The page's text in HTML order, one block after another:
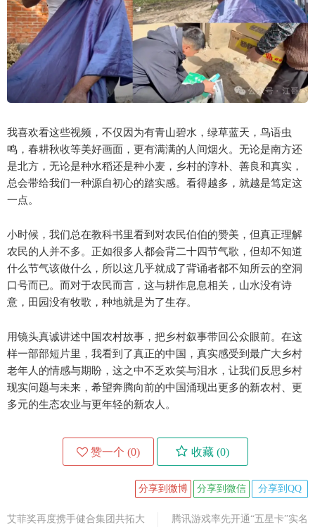
我喜欢看这些视频，不仅因为有青山碧水，绿草蓝天，鸟语虫
鸣，春耕秋收等美好画面，更有满满的人间烟火。无论是南方还
是北方，无论是种水稻还是种小麦，乡村的淳朴、善良和真实，
总会带给我们一种源自初心的踏实感。看得越多，就越是笃定这
一点。
小时候，我们总在教科书里看到对农民伯伯的赞美，但真正理解
农民的人并不多。正如很多人都会背二十四节气歌，但却不知道
什么节气该做什么，所以这几乎就成了背诵者都不知所云的空洞
口号而已。而对于农民而言，这与耕作息息相关，山水没有诗
意，田园没有牧歌，种地就是为了生存。
用镜头真诚讲述中国农村故事，把乡村叙事带回公众眼前。在这
样一部部短片里，我看到了真正的中国，真实感受到最广大乡村
老年人的情感与期盼，这之中不乏欢笑与泪水，让我们反思乡村
现实问题与未来，希望奔腾向前的中国涌现出更多的新农村、更
多元的生态农业与更年轻的新农人。
赞一个 (0) 收藏 (0)
分享到QQ
分享到微信
分享到微博
艾菲奖再度携手健合集团共拓大
腾讯游戏率先开通“五星卡”实名